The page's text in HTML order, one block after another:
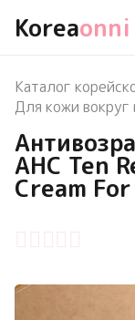
Koreaonni
Каталог
Для кожи вокруг
AHC Ten
Cream